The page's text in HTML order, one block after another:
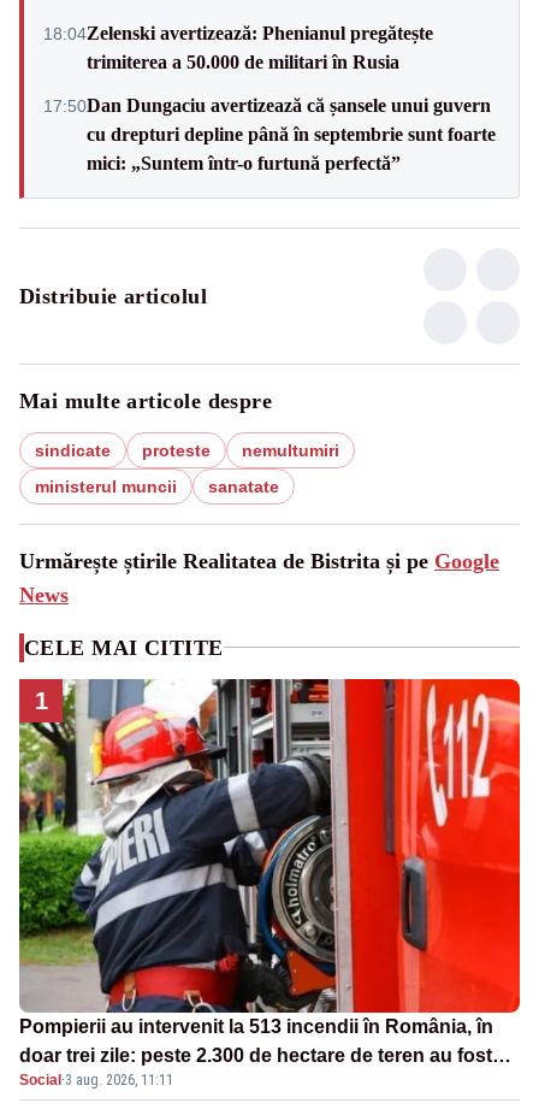
18:04Zelenski avertizează: Phenianul pregătește
trimiterea a 50.000 de militari în Rusia
17:50Dan Dungaciu avertizează că șansele unui guvern
cu drepturi depline până în septembrie sunt foarte
mici: „Suntem într-o furtună perfectă”
Distribuie articolul
Mai multe articole despre
sindicate proteste
nemultumiri
ministerul muncii
sanatate
Urmărește știrile Realitatea de Bistrita și pe Google
News
CELE MAI CITITE
1
Pompierii au intervenit la 513 incendii în România, în
doar trei zile: peste 2.300 de hectare de teren au fost
afectate
Social ·3 aug. 2026, 11:11